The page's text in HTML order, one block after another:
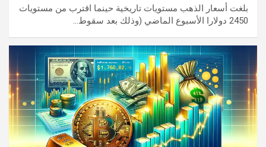
بلغت أسعار الذهب مستويات تاريخية حينما اقترب من مستويات
2450 دولارا الأسبوع الماضي (وذلك بعد سقوط…